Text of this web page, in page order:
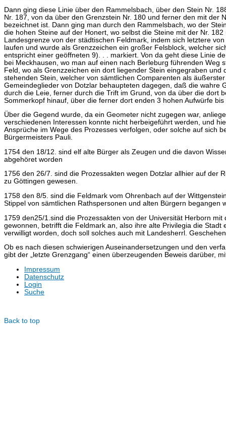
Dann ging diese Linie über den Rammelsbach, über den Stein Nr.
Nr. 187, von da über den Grenzstein Nr. 180 und ferner den mit der
bezeichnet ist. Dann ging man durch den Rammelsbach, wo der
die hohen Steine auf der Honert, wo selbst die Steine mit der Nr.
Landesgrenze von der städtischen Feldmark, indem sich letztere
laufen und wurde als Grenzzeichen ein großer Felsblock, welcher
entspricht einer geöffneten 9). . . markiert. Von da geht diese Linie
bei Meckhausen, wo man auf einen nach Berleburg führenden
Feld, wo als Grenzzeichen ein dort liegender Stein eingegraben
stehenden Stein, welcher von sämtlichen Comparenten als
Gemeindeglieder von Dotzlar behaupteten dagegen, daß die wahre
durch die Leie, ferner durch die Trift im Grund, von da über die dort
Sommerkopf hinauf, über die ferner dort enden 3 hohen Aufwürfe
Über die Gegend wurde, da ein Geometer nicht zugegen war,
verschiedenen Interessen konnte nicht herbeigeführt werden, und
Ansprüche im Wege des Prozesses verfolgen, oder solche auf sich
Bürgermeisters Pauli.
1754 den 18/12. sind elf alte Bürger als Zeugen und die davon
abgehöret worden
1756 den 26/7. sind die Prozessakten wegen Dotzlar allhier auf der
zu Göttingen gewesen.
1758 den 8/5. sind die Feldmark vom Ohrenbach auf der
Stippel von sämtlichen Rathspersonen und alten Bürgern
1759 den25/1.sind die Prozessakten von der Universität Herborn
gewonnen, betrifft die Feldmark an, also ihre alte Privilegia die
verwilligt worden, doch soll solches auch mit Landesherrl.
Ob es nach diesen schwierigen Auseinandersetzungen und den
gibt der „letzte Grenzgang“ einen überzeugenden Beweis darüber,
Impressum
Datenschutz
Login
Suche
Back to top